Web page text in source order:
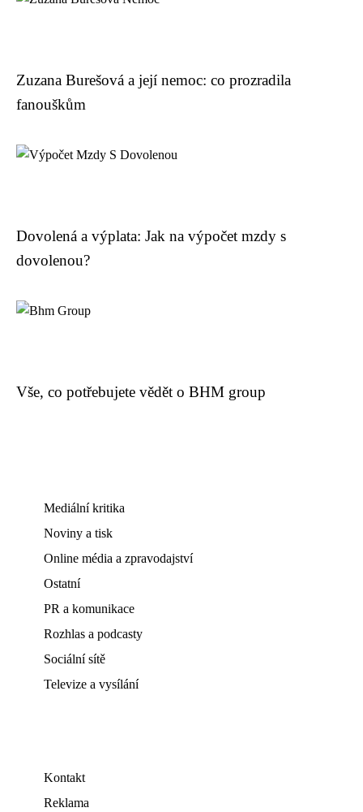
Zuzana Burešová a její nemoc: co prozradila
fanouškům
Dovolená a výplata: Jak na výpočet mzdy s
dovolenou?
Vše, co potřebujete vědět o BHM group
Mediální kritika
Noviny a tisk
Online média a zpravodajství
Ostatní
PR a komunikace
Rozhlas a podcasty
Sociální sítě
Televize a vysílání
Kontakt
Reklama